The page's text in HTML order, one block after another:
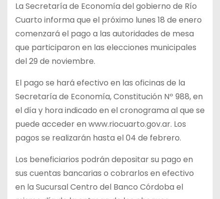
La Secretaría de Economía del gobierno de Río
Cuarto informa que el próximo lunes 18 de enero
comenzará el pago a las autoridades de mesa
que participaron en las elecciones municipales
del 29 de noviembre.
El pago se hará efectivo en las oficinas de la
Secretaría de Economía, Constitución Nº 988, en
el día y hora indicado en el cronograma al que se
puede acceder en www.riocuarto.gov.ar. Los
pagos se realizarán hasta el 04 de febrero.
Los beneficiarios podrán depositar su pago en
sus cuentas bancarias o cobrarlos en efectivo
en la Sucursal Centro del Banco Córdoba el